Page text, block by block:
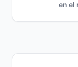
en el